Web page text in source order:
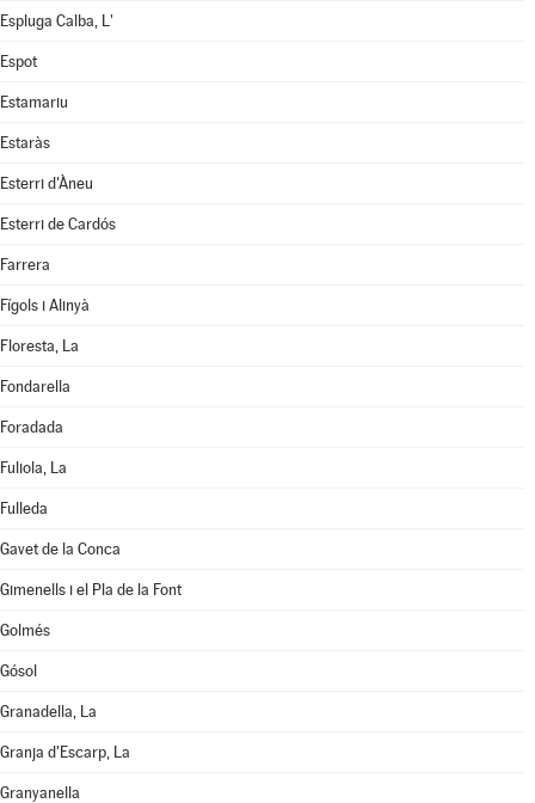
Espluga Calba, L'
Espot
Estamariu
Estaràs
Esterri d'Àneu
Esterri de Cardós
Farrera
Fígols i Alinyà
Floresta, La
Fondarella
Foradada
Fuliola, La
Fulleda
Gavet de la Conca
Gimenells i el Pla de la Font
Golmés
Gósol
Granadella, La
Granja d'Escarp, La
Granyanella